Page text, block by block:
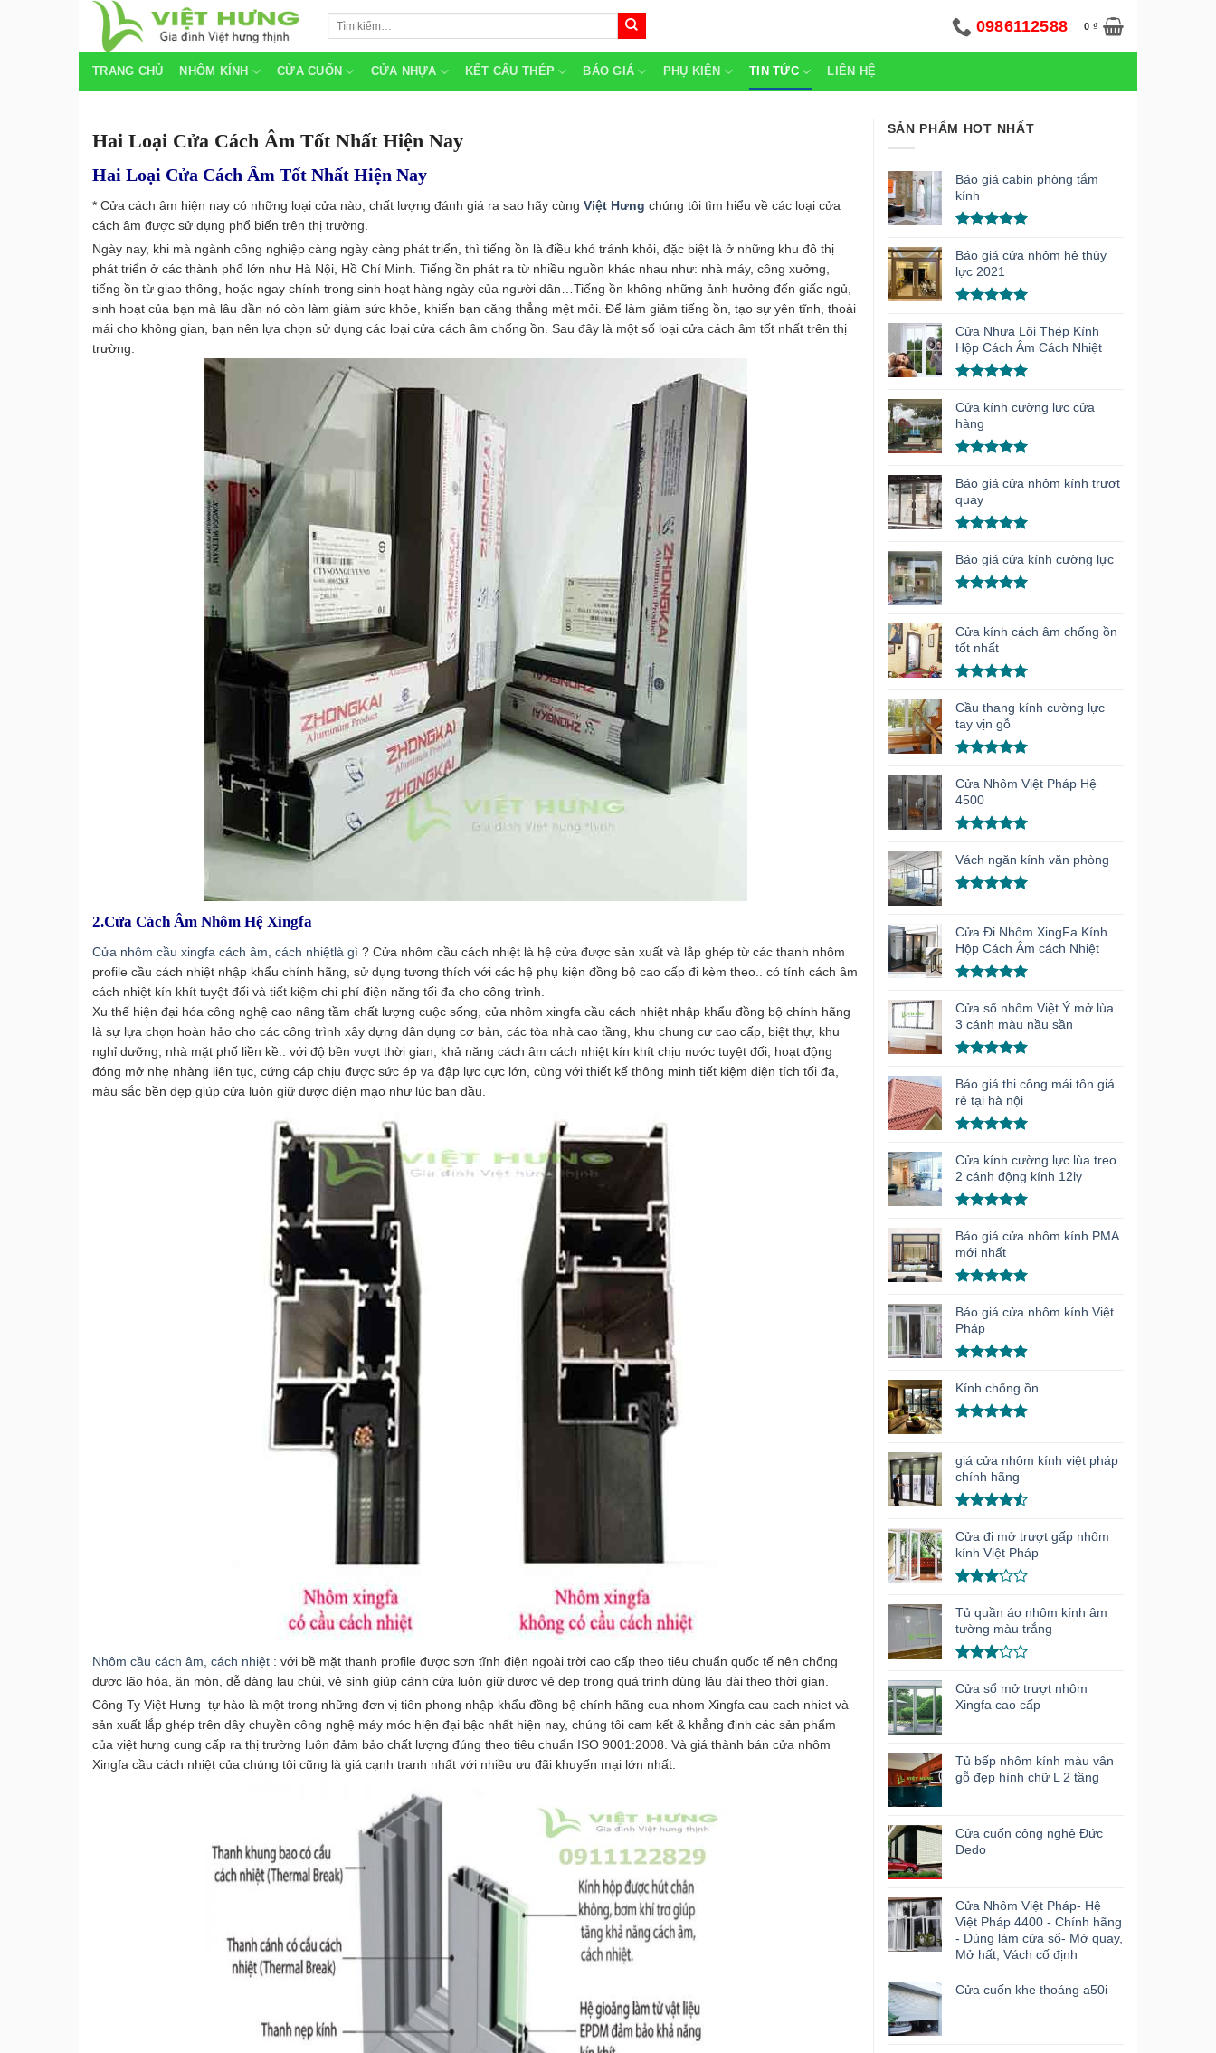
Skip
content
Tìm
0986112588 0 ₫
TRANG CHỦ NHÔM KÍNH CỬA CUỐN CỬA NHỰA KẾT CẤU THÉP BÁO GIÁ PHỤ KIỆN TIN TỨC LIÊN HỆ
Hai Loại Cửa Cách Âm Tốt Nhất Hiện Nay
Hai Loại Cửa Cách Âm Tốt Nhất Hiện Nay
* Cửa cách âm hiện nay có những loại cửa nào, chất lượng đánh giá ra sao hãy cùng Việt Hưng chúng tôi tìm hiểu về các loại cửa
cách âm được sử dụng phổ biến trên thị trường.
Ngày nay, khi mà ngành công nghiệp càng ngày càng phát triển, thì tiếng ồn là điều khó tránh khỏi, đặc biệt là ở những khu đô thị
phát triển ở các thành phố lớn như Hà Nội, Hồ Chí Minh. Tiếng ồn phát ra từ nhiều nguồn khác nhau như: nhà máy, công xưởng,
tiếng ồn từ giao thông, hoặc ngay chính trong sinh hoạt hàng ngày của người dân…Tiếng ồn không những ảnh hưởng đến giấc ngủ,
sinh hoạt của bạn mà lâu dần nó còn làm giảm sức khỏe, khiến bạn căng thẳng mệt mỏi. Để làm giảm tiếng ồn, tạo sự yên tĩnh, thoải
mái cho không gian, bạn nên lựa chọn sử dụng các loại cửa cách âm chống ồn. Sau đây là một số loại cửa cách âm tốt nhất trên thị
trường.
2.Cửa Cách Âm Nhôm Hệ Xingfa
Cửa nhôm cầu xingfa cách âm, cách nhiệtlà gì ? Cửa nhôm cầu cách nhiệt là hệ cửa được sản xuất và lắp ghép từ các thanh nhôm
profile cầu cách nhiệt nhập khẩu chính hãng, sử dụng tương thích với các hệ phụ kiện đồng bộ cao cấp đi kèm theo.. có tính cách âm
cách nhiệt kín khít tuyệt đối và tiết kiệm chi phí điện năng tối đa cho công trình.
Xu thế hiện đại hóa công nghệ cao nâng tầm chất lượng cuộc sống, cửa nhôm xingfa cầu cách nhiệt nhập khẩu đồng bộ chính hãng
là sự lựa chọn hoàn hảo cho các công trình xây dựng dân dụng cơ bản, các tòa nhà cao tầng, khu chung cư cao cấp, biệt thự, khu
nghỉ dưỡng, nhà mặt phố liền kề.. với độ bền vượt thời gian, khả năng cách âm cách nhiệt kín khít chịu nước tuyệt đối, hoạt động
đóng mở nhẹ nhàng liên tục, cứng cáp chịu được sức ép va đập lực cực lớn, cùng với thiết kế thông minh tiết kiệm diện tích tối đa,
màu sắc bền đẹp giúp cửa luôn giữ được diện mạo như lúc ban đầu.
Nhôm cầu cách âm, cách nhiệt : với bề mặt thanh profile được sơn tĩnh điện ngoài trời cao cấp theo tiêu chuẩn quốc tế nên chống
được lão hóa, ăn mòn, dễ dàng lau chùi, vệ sinh giúp cánh cửa luôn giữ được vẻ đẹp trong quá trình dùng lâu dài theo thời gian.
Công Ty Việt Hưng tự hào là một trong những đơn vị tiên phong nhập khẩu đồng bộ chính hãng cua nhom Xingfa cau cach nhiet và
sản xuất lắp ghép trên dây chuyền công nghệ máy móc hiện đại bậc nhất hiện nay, chúng tôi cam kết & khẳng định các sản phẩm
của việt hưng cung cấp ra thị trường luôn đảm bảo chất lượng đúng theo tiêu chuẩn ISO 9001:2008. Và giá thành bán cửa nhôm
Xingfa cầu cách nhiệt của chúng tôi cũng là giá cạnh tranh nhất với nhiều ưu đãi khuyến mại lớn nhất.
SẢN PHẨM HOT NHẤT
Báo giá cabin phòng tắm
kính
hạng5.00
5 sao
Báo giá cửa nhôm hệ thủy
lực 2021
hạng5.00
5 sao
Cửa Nhựa Lõi Thép Kính
Hộp Cách Âm Cách Nhiệt
hạng5.00
5 sao
Cửa kính cường lực cửa
hàng
hạng5.00
5 sao
Báo giá cửa nhôm kính trượt
quay
hạng5.00
5 sao
Báo giá cửa kính cường lực
5 sao
Cửa kính cách âm chống ồn
tốt nhất
hạng5.00
5 sao
Cầu thang kính cường lực
tay vịn gỗ
hạng5.00
5 sao
Cửa Nhôm Việt Pháp Hệ
4500
hạng5.00
5 sao
Vách ngăn kính văn phòng
5 sao
Cửa Đi Nhôm XingFa Kính
Hộp Cách Âm cách Nhiệt
hạng5.00
5 sao
Cửa sổ nhôm Việt Ý mở lùa
3 cánh màu nầu sần
hạng5.00
5 sao
Báo giá thi công mái tôn giá
rẻ tại hà nội
hạng5.00
5 sao
Cửa kính cường lực lùa treo
2 cánh động kính 12ly
hạng5.00
5 sao
Báo giá cửa nhôm kính PMA
mới nhất
hạng5.00
5 sao
Báo giá cửa nhôm kính Việt
Pháp
hạng4.91
5 sao
Kính chống ồn
5 sao
giá cửa nhôm kính việt pháp
chính hãng
hạng4.50
5 sao
Cửa đi mở trượt gấp nhôm
kính Việt Pháp
xếp
hạng
3.00 5
sao
Tủ quần áo nhôm kính âm
tường màu trắng
xếp
hạng
3.00
Cửa sổ mở trượt nhôm
Xingfa cao cấp
Tủ bếp nhôm kính màu vân
gỗ đẹp hình chữ L 2 tầng
Cửa cuốn công nghệ Đức
Dedo
Cửa Nhôm Việt Pháp- Hệ
Việt Pháp 4400 - Chính hãng
- Dùng làm cửa sổ- Mở quay,
Mở hất, Vách cố định
Cửa cuốn khe thoáng a50i